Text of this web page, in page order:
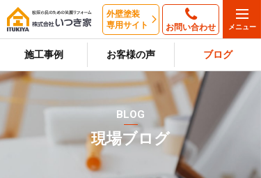
外壁塗装
専用サイト
お問い合わせ
施工事例 お客様の声 ブログ
BLOG
現場ブログ